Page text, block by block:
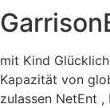
mit Kind
Kapazität von
zulassen NetEnt